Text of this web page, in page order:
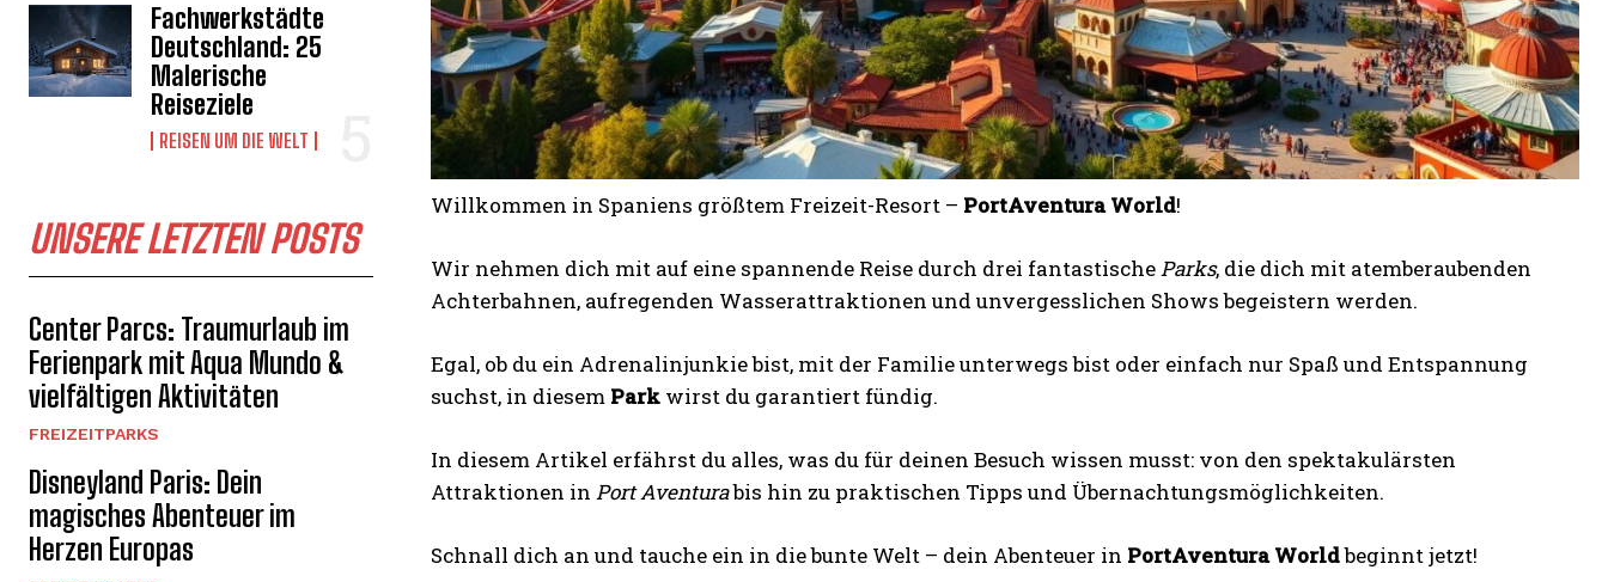
Fachwerkstädte
Deutschland: 25
Malerische
Reiseziele
REISEN UM DIE WELT
UNSERE LETZTEN POSTS
Center Parcs: Traumurlaub im
Ferienpark mit Aqua Mundo &
vielfältigen Aktivitäten
FREIZEITPARKS
Disneyland Paris: Dein
magisches Abenteuer im
Herzen Europas
Willkommen in Spaniens größtem Freizeit-Resort – PortAventura World!
Wir nehmen dich mit auf eine spannende Reise durch drei fantastischeParks, die dich mit atemberaubenden
Achterbahnen, aufregenden Wasserattraktionen und unvergesslichen Shows begeistern werden.
Egal, ob du ein Adrenalinjunkie bist, mit der Familie unterwegs bist oder einfach nur Spaß und Entspannung
suchst, in diesem Park wirst du garantiert fündig.
In diesem Artikel erfährst du alles, was du für deinen Besuch wissen musst: von den spektakulärsten
Attraktionen in Port Aventurabis hin zu praktischen Tipps und Übernachtungsmöglichkeiten.
Schnall dich an und tauche ein in die bunte Welt – dein Abenteuer in PortAventura Worldbeginnt jetzt!